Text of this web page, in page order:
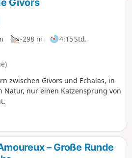
Givors
-298 m
4:15 Std.
zwischen Givors und Echalas, in
nur einen Katzensprung von
– Große Runde